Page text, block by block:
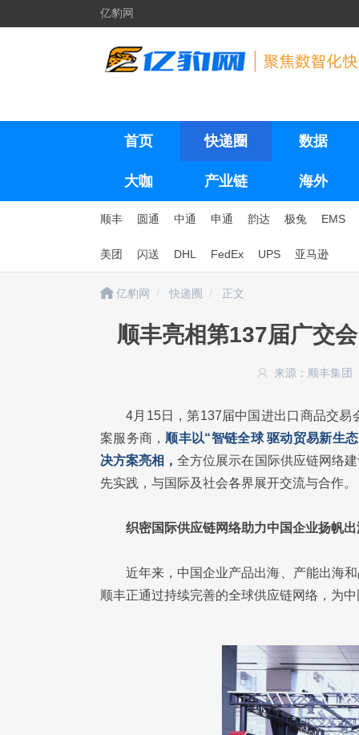
亿豹网
首页 快递圈 数据
大咖 产业链 海外
顺丰 圆通 中通 申通 韵达 极兔 EMS
美团 闪送 DHL FedEx UPS 亚马逊
亿豹网 快递圈 正文
顺丰亮相第137届广交
来源：顺丰集团
4月15日，第137届中国进出口商品交
案服务商， 顺丰以“智链全球 驱动贸易新生
决方案亮相，全方位展示在国际供应链网络
先实践，与国际及社会各界展开交流与合作。
织密国际供应链网络助力中国企业扬帆出
近年来，中国企业产品出海、产能出海
顺丰正通过持续完善的全球供应链网络，为